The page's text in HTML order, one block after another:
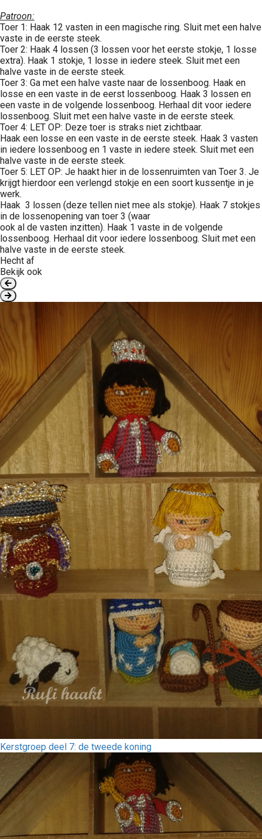
Patroon:
Toer 1: Haak 12 vasten in een magische ring. Sluit met een halve
vaste in de eerste steek.
Toer 2: Haak 4 lossen (3 lossen voor het eerste stokje, 1 losse
extra). Haak 1 stokje, 1 losse in iedere steek. Sluit met een
halve vaste in de eerste steek.
Toer 3: Ga met een halve vaste naar de lossenboog. Haak en
losse en een vaste in de eerst lossenboog. Haak 3 lossen en
een vaste in de volgende lossenboog. Herhaal dit voor iedere
lossenboog. Sluit met een halve vaste in de eerste steek.
Toer 4: LET OP: Deze toer is straks niet zichtbaar.
Haak een losse en een vaste in de eerste steek. Haak 3 vasten
in iedere lossenboog en 1 vaste in iedere steek. Sluit met een
halve vaste in de eerste steek.
Toer 5: LET OP: Je haakt hier in de lossenruimten van Toer 3. Je
krijgt hierdoor een verlengd stokje en een soort kussentje in je
werk.
Haak 3 lossen (deze tellen niet mee als stokje). Haak 7 stokjes
in de lossenopening van toer 3 (waar
ook al de vasten inzitten). Haak 1 vaste in de volgende
lossenboog. Herhaal dit voor iedere lossenboog. Sluit met een
halve vaste in de eerste steek.
Hecht af
Bekijk ook
Kerstgroep deel 7: de tweede koning